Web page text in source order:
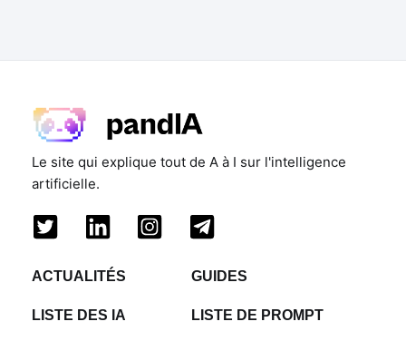
Le site qui explique tout de A à I sur l'intelligence
artificielle.
ACTUALITÉS GUIDES
LISTE DES IA LISTE DE PROMPT